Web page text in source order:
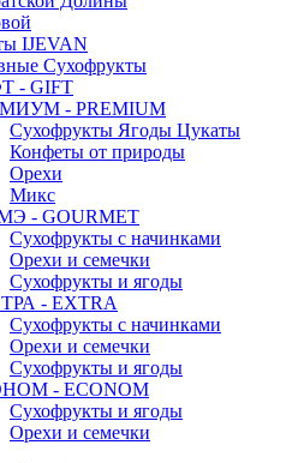
IJEVAN
Сухофрукты
- GIFT
- PREMIUM
Сухофрукты Ягоды Цукаты
Конфеты от природы
Орехи
Микс
- GOURMET
Сухофрукты с начинками
Орехи и семечки
Сухофрукты и ягоды
- EXTRA
Сухофрукты с начинками
Орехи и семечки
Сухофрукты и ягоды
- ECONOM
Сухофрукты и ягоды
Орехи и семечки